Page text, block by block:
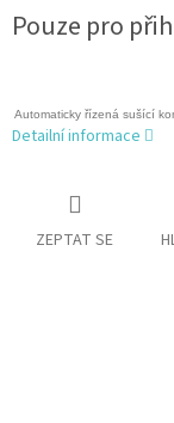
cena:
Pouze pro
Automaticky řízená sušící
Detailní informace
ZEPTAT SE